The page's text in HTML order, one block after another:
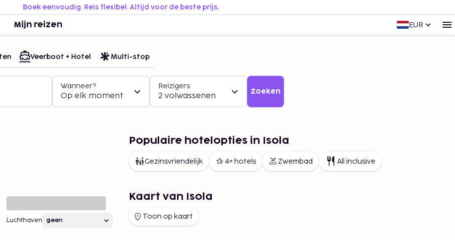
Boek eenvoudig. Reis flexibel. Altijd voor de beste prijs.
Mijn reizen EUR
Veerboot + Hotel Multi-stop
Wanneer?
Op elk moment
Reizigers
2 volwassenen Zoeken
Luchthaven
Populaire hotelopties in Isola
Gezinsvriendelijk 4+ hotels Zwembad All inclusive
Kaart van Isola
Toon op kaart